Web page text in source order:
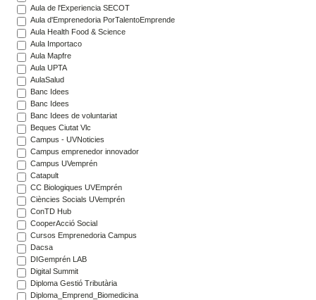
Aula de l'Experiencia SECOT
Aula d'Emprenedoria PorTalentoEmprende
Aula Health Food & Science
Aula Importaco
Aula Mapfre
Aula UPTA
AulaSalud
Banc Idees
Banc Idees
Banc Idees de voluntariat
Beques Ciutat Vlc
Campus - UVNoticies
Campus emprenedor innovador
Campus UVemprén
Catapult
CC Biologiques UVEmprén
Ciències Socials UVemprén
ConTD Hub
CooperAcció Social
Cursos Emprenedoria Campus
Dacsa
DIGemprén LAB
Digital Summit
Diploma Gestió Tributària
Diploma_Emprend_Biomedicina